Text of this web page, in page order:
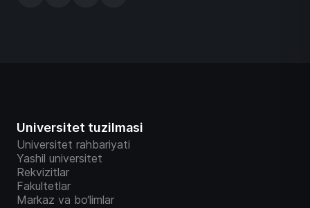
Universitet tuzilmasi
Universitet rahbariyati
Yashil universitet
Rekvizitlar
Fakultetlar
Markaz va bo‘limlar